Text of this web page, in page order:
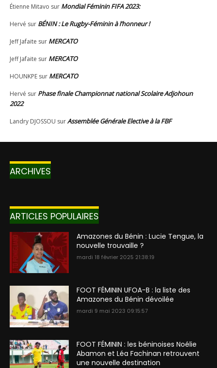
ARCHIVES
ARTICLES POPULAIRES
Amazones du Bénin : Lucie Tengue, la
nouvelle trouvaille ?
mardi 18 février 2025 21:38:19
FOOT FÉMININ UFOA-B : la liste des
Amazones du Bénin dévoilée
mardi 9 mai 2023 09:15:57
FOOT FÉMININ : les béninoises Noélie
Abamon et Léa Fachinan retrouvent
une nouvelle destination